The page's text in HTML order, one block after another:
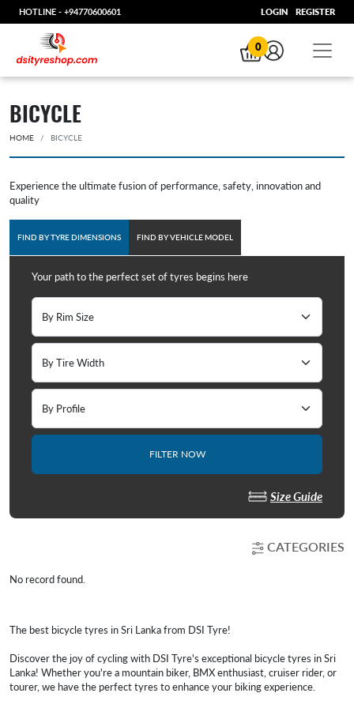
HOTLINE - +94770600601 LOGIN REGISTER
0
BICYCLE
HOME BICYCLE
Experience the ultimate fusion of performance, safety, innovation and
quality
FIND BY TYRE DIMENSIONS FIND BY VEHICLE MODEL
Your path to the perfect set of tyres begins here
FILTER NOW
Size Guide
CATEGORIES
No record found.
The best bicycle tyres in Sri Lanka from DSI Tyre!
Discover the joy of cycling with DSI Tyre's exceptional bicycle tyres in Sri
Lanka! Whether you're a mountain biker, BMX enthusiast, cruiser rider, or
tourer, we have the perfect tyres to enhance your biking experience.